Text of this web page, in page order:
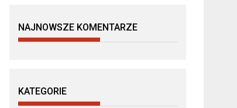
NAJNOWSZE KOMENTARZE
KATEGORIE